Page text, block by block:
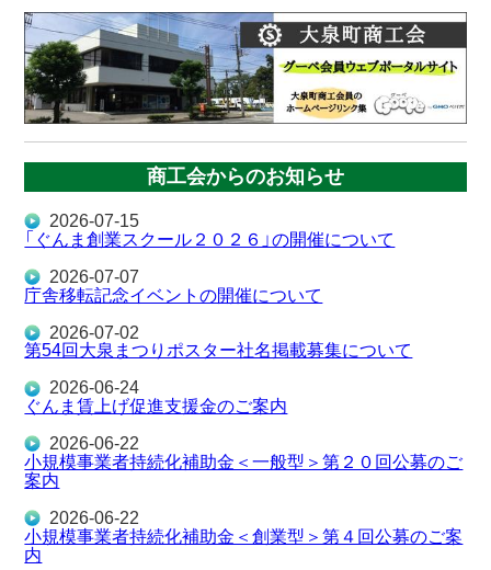
商工会からのお知らせ
2026-07-15
「ぐんま創業スクール２０２６」の開催について
2026-07-07
庁舎移転記念イベントの開催について
2026-07-02
第54回大泉まつりポスター社名掲載募集について
2026-06-24
ぐんま賃上げ促進支援金のご案内
2026-06-22
小規模事業者持続化補助金＜一般型＞第２０回公募のご
案内
2026-06-22
小規模事業者持続化補助金＜創業型＞第４回公募のご案
内